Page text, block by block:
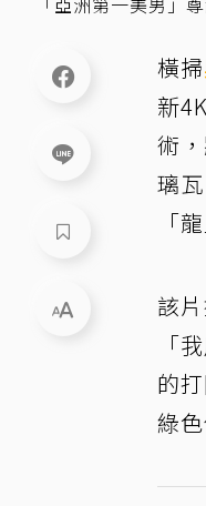
橫掃
新
術
璃
「
該
「
的
綠